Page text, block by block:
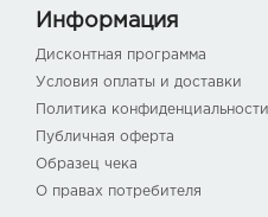
Информация
Дисконтная программа
Условия оплаты и доставки
Политика конфиденциальности
Публичная оферта
Образец чека
О правах потребителя